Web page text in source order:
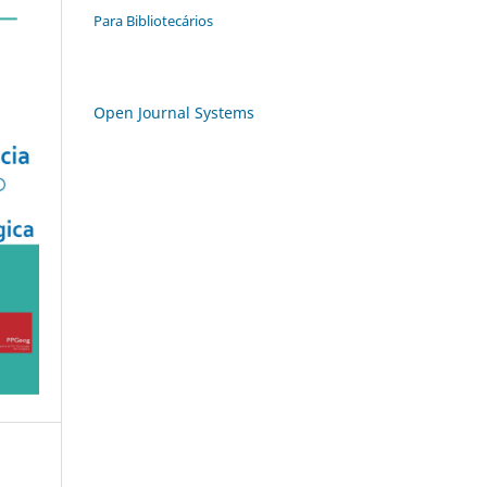
Para Bibliotecários
Open Journal Systems